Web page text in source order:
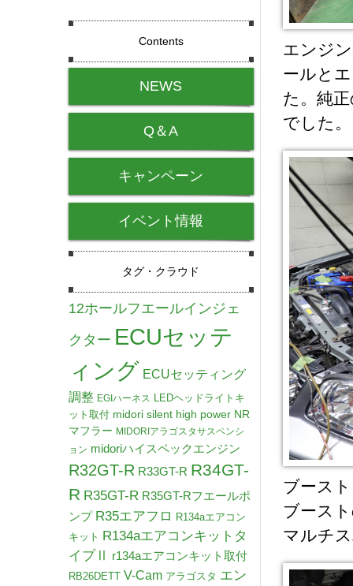
エンジ
ールと
た。純
でした。
ブース
ブース
マルチ
Contents
NEWS
Q＆A
キャンペーン
イベント情報
タグ・クラウド
12ホールフエールインジェ
クター ECUセッテ
ィング ECUセッティング
調整 EGIハーネス LEDヘッドライトキ
ット取付 midori silent high power NR
マフラー MIDORIアラゴスタサスペンシ
ョン midoriハイスペックエンジン
R32GT-R R33GT-R R34GT-
R R35GT-R R35GT-Rフエールポ
ンプ R35エアフロ R134aエアコン
キット R134aエアコンキットタ
イプⅡ
r134aエアコンキット取付
RB26DETT V-Cam アラゴスタ エン